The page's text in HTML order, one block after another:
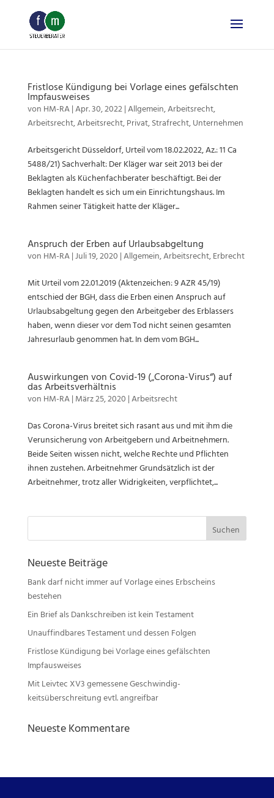
content
Fristlose Kündigung bei Vorlage eines gefälschten
Impfausweises
vonHM-RA|Apr. 30, 2022|Allgemein,Arbeitsrecht,
Arbeitsrecht,Arbeitsrecht,Privat,Strafrecht,Unternehmen
Arbeitsgericht Düsseldorf, Urteil vom 18.02.2022, Az.: 11 Ca
5488/21) Sachverhalt: Der Kläger war seit 2013 bei der
Beklagten als Küchenfachberater beschäftigt. Bei der
Beklagten handelt es sich um ein Einrichtungshaus. Im
Rahmen seiner Tätigkeit hatte der Kläger...
Anspruch der Erben auf Urlaubsabgeltung
vonHM-RA|Juli 19, 2020|Allgemein,Arbeitsrecht,Erbrecht
Mit Urteil vom 22.01.2019 (Aktenzeichen: 9 AZR 45/19)
entschied der BGH, dass die Erben einen Anspruch auf
Urlaubsabgeltung gegen den Arbeitgeber des Erblassers
haben, wenn dieser vor dem Tod nicht seinen gesamten
Jahresurlaub genommen hat. In dem vom BGH...
Auswirkungen von Covid-19 („Corona-Virus“) auf
das Arbeitsverhältnis
vonHM-RA|März 25, 2020|Arbeitsrecht
Das Corona-Virus breitet sich rasant aus und mit ihm die
Verunsicherung von Arbeitgebern und Arbeitnehmern.
Beide Seiten wissen nicht, welche Rechte und Pflichten
ihnen zustehen. Arbeitnehmer Grundsätzlich ist der
Arbeitnehmer, trotz aller Widrigkeiten, verpflichtet,...
Suchen
Neueste Beiträge
Bank darf nicht immer auf Vorlage eines Erbscheins
bestehen
Ein Brief als Dankschreiben ist kein Testament
Unauffindbares Testament und dessen Folgen
Fristlose Kündigung bei Vorlage eines gefälschten
Impfausweises
Mit Leivtec XV3 gemessene Geschwindig-
keitsüberschreitung evtl. angreifbar
Neueste Kommentare